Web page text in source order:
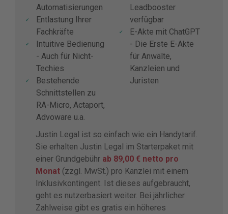
Automatisierungen
Entlastung Ihrer
Fachkräfte
Intuitive Bedienung
- Auch für Nicht-
Techies
Bestehende
Schnittstellen zu
RA-Micro, Actaport,
Advoware u.a.
Leadbooster
verfügbar
E-Akte mit ChatGPT
- Die Erste E-Akte
für Anwälte,
Kanzleien und
Juristen
Justin Legal ist so einfach wie ein Handytarif.
Sie erhalten Justin Legal im Starterpaket mit
einer Grundgebühr ab 89,00 € netto pro
Monat (zzgl. MwSt.) pro Kanzlei mit einem
Inklusivkontingent. Ist dieses aufgebraucht,
geht es nutzerbasiert weiter. Bei jährlicher
Zahlweise gibt es gratis ein höheres